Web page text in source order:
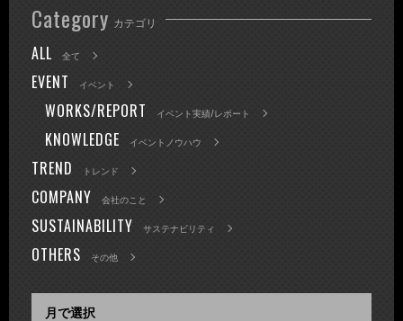
Category カテゴリ
ALL 全て
EVENT イベント
WORKS/REPORT イベント実績/レポート
KNOWLEDGE イベントノウハウ
TREND トレンド
COMPANY 会社のこと
SUSTAINABILITY サステナビリティ
OTHERS その他